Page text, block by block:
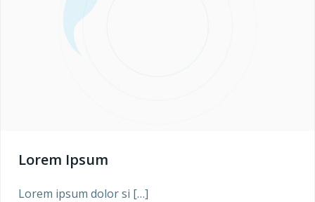
Lorem Ipsum
Lorem ipsum dolor si […]